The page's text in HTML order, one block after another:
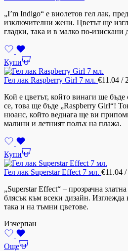
„I’m Indigo“ е виолетов гел лак,
изключителни жени. Цветът ще
гладки, така и в малко по-изискани
Купи
Гел лак Raspberry Girl 7 мл. €11.04 /
Кой е цветът, който винаги ще бъде
се, това ще бъде „Raspberry Girl“!
нюанс, който веднага ще ви
малини и летният полъх на плажа.
Купи
Гел лак Superstar Effect 7 мл. €11.04 /
„Superstar Effect“ – прозрачна
блясък към всеки дизайн. Изглежда
така и на тъмни цветове.
Изчерпан
Още